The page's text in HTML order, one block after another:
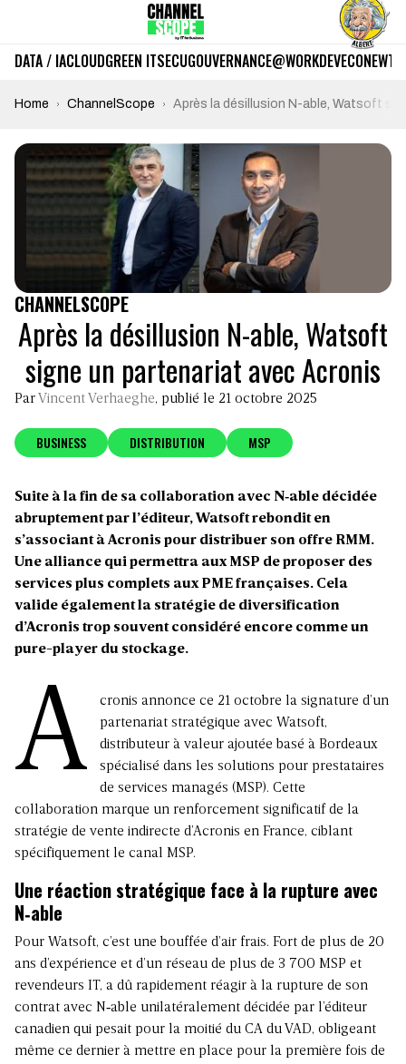
DATA / IACLOUDGREEN ITSECUGOUVERNANCE@WORKDEVECO
Home ChannelScope Après la désillusion N-able, Watsoft
CHANNELSCOPE
Après la désillusion N-able, Watsoft
signe un partenariat avec Acronis
Par Vincent Verhaeghe, publié le 21 octobre 2025
BUSINESS DISTRIBUTION MSP
Suite à la fin de sa collaboration avec N‑able décidée
abruptement par l’éditeur, Watsoft rebondit en
s’associant à Acronis pour distribuer son offre RMM.
Une alliance qui permettra aux MSP de proposer des
services plus complets aux PME françaises. Cela
valide également la stratégie de diversification
d’Acronis trop souvent considéré encore comme un
pure-player du stockage.
A
cronis annonce ce 21 octobre la signature d’un
partenariat stratégique avec Watsoft,
distributeur à valeur ajoutée basé à Bordeaux
spécialisé dans les solutions pour prestataires
de services managés (MSP). Cette
collaboration marque un renforcement significatif de la
stratégie de vente indirecte d’Acronis en France, ciblant
spécifiquement le canal MSP.
Une réaction stratégique face à la rupture avec
N‑able
Pour Watsoft, c’est une bouffée d’air frais. Fort de plus de 20
ans d’expérience et d’un réseau de plus de 3 700 MSP et
revendeurs IT, a dû rapidement réagir à la rupture de son
contrat avec N‑able unilatéralement décidée par l’éditeur
canadien qui pesait pour la moitié du CA du VAD, obligeant
même ce dernier à mettre en place pour la première fois de